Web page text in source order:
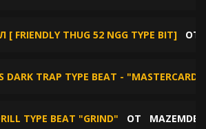
FRIENDLY THUG 52 NGG TYPE BIT]
DARK TRAP TYPE BEAT - "MASTERCARD"
TYPE BEAT "GRIND" ОТ